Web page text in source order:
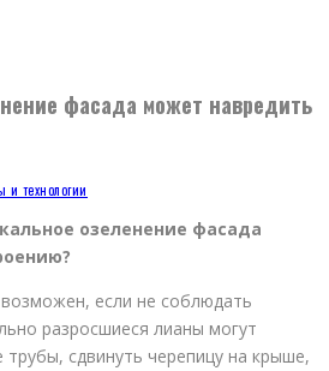
фасада может навредить
и технологии
озеленение фасада
если не соблюдать
разросшиеся лианы могут
сдвинуть черепицу на крыше,